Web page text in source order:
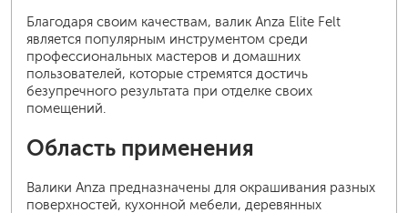
Благодаря своим качествам, валик Anza Elite Felt
является популярным инструментом среди
профессиональных мастеров и домашних
пользователей, которые стремятся достичь
безупречного результата при отделке своих
помещений.
Область применения
Валики Anza предназначены для окрашивания разных
поверхностей, кухонной мебели, деревянных